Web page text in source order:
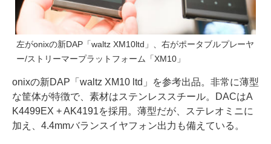
左がonixの新DAP「waltz XM10ltd」、右がポータブルプレーヤ
ー/ストリーマープラットフォーム「XM10」
onixの新DAP「waltz XM10 ltd」を参考出品。非常に薄型
な筐体が特徴で、素材はステンレススチール。DACはA
K4499EX + AK4191を採用。薄型だが、ステレオミニに
加え、4.4mmバランスイヤフォン出力も備えている。